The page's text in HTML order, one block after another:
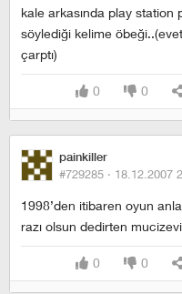
kale arkasında play station
söylediği kelime
çarptı)
0 0
painkiller
#729285 · 18.12.2007
1998’den itibaren oyun
razı olsun dedirten
0 0